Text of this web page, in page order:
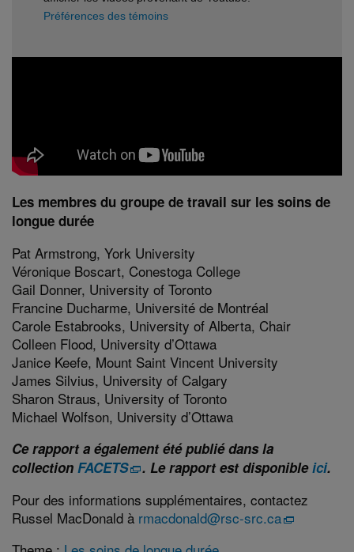
Préférences des témoins
Les membres du groupe de travail sur les soins de
longue durée
Pat Armstrong, York University
Véronique Boscart, Conestoga College
Gail Donner, University of Toronto
Francine Ducharme, Université de Montréal
Carole Estabrooks, University of Alberta, Chair
Colleen Flood, University d’Ottawa
Janice Keefe, Mount Saint Vincent University
James Silvius, University of Calgary
Sharon Straus, University of Toronto
Michael Wolfson, University d’Ottawa
Ce rapport a également été publié dans la
collection FACETS . Le rapport est disponibleici.
Pour des informations supplémentaires, contactez
Russel MacDonald à rmacdonald@rsc-src.ca